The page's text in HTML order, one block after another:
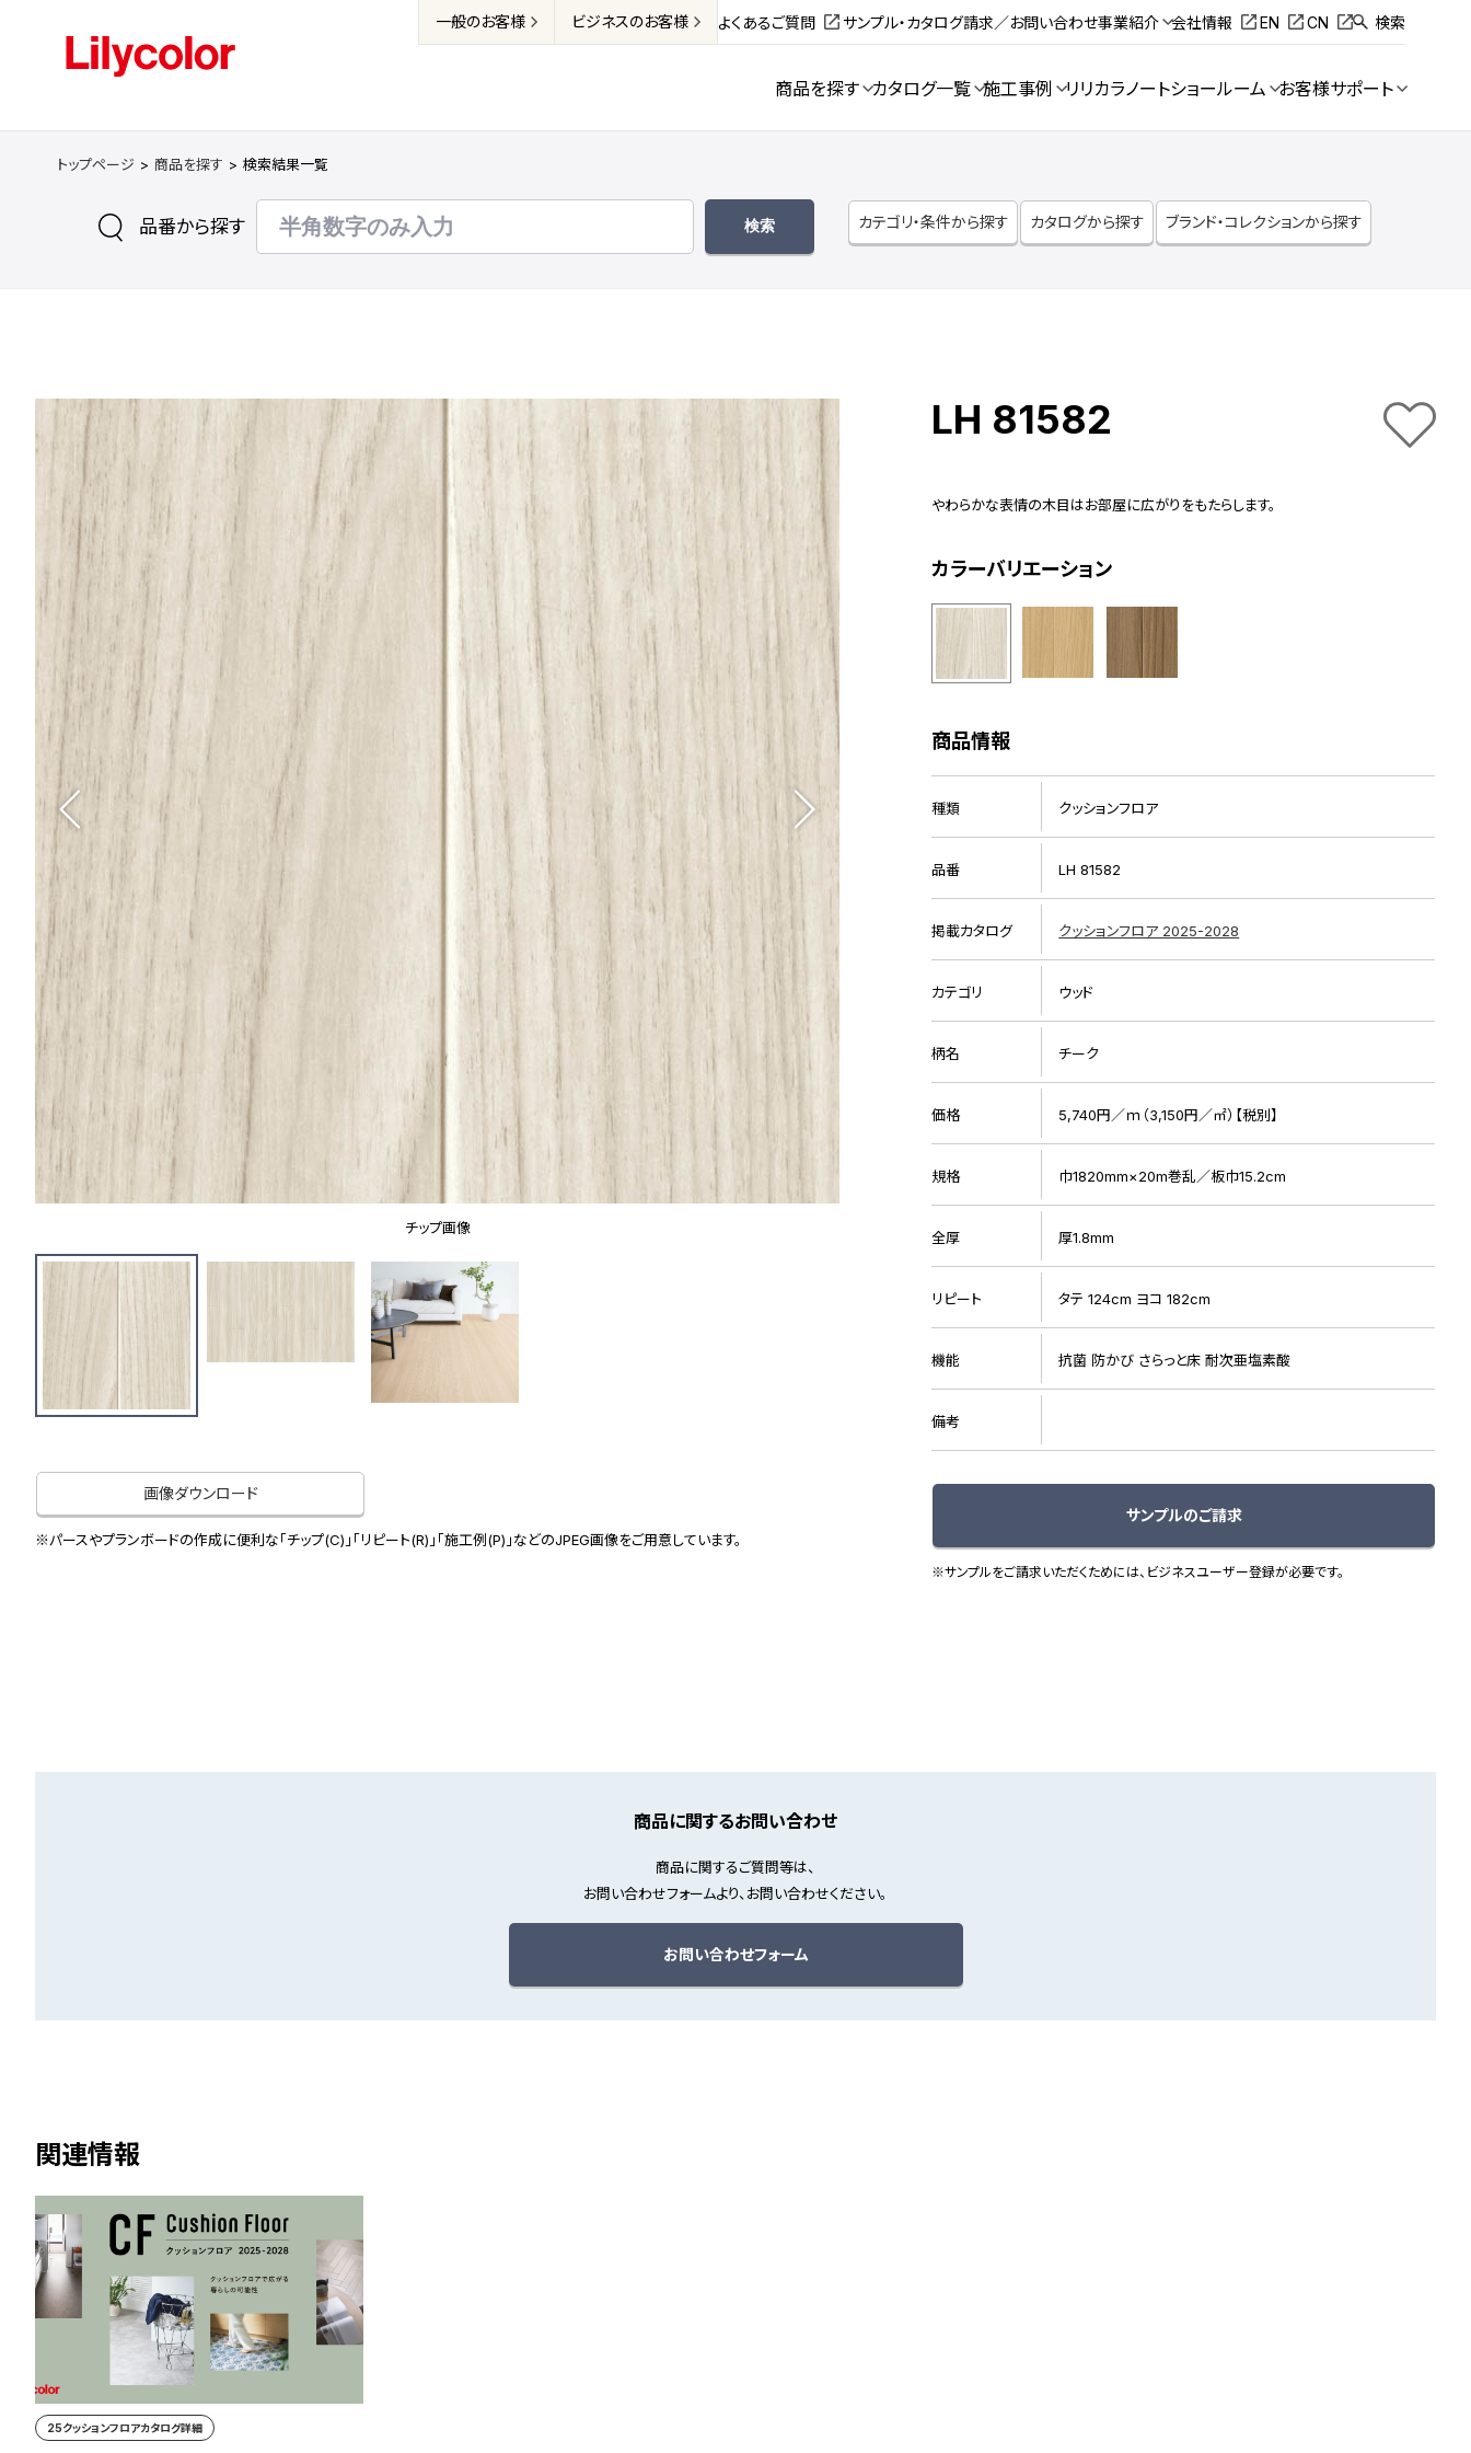
一般のお客様 ビジネスのお客様 よくあるご質問 サンプル・カタログ請求／お問い合わせ事業紹介 会社情報 EN CN 検索
商品を探す カタログ一覧 施工事例 リリカラノートショールーム お客様サポート
トップページ 商品を探す 検索結果一覧
品番から探す カテゴリ・条件から探す カタログから探す ブランド・コレクションから探す
チップ画像
画像ダウンロード
※パースやプランボードの作成に便利な「チップ(C)」「リピート(R)」「施工例(P)」などのJPEG画像をご用意しています。
LH 81582
やわらかな表情の木目はお部屋に広がりをもたらします。
カラーバリエーション
商品情報
種類 クッションフロア
品番 LH 81582
掲載カタログ クッションフロア 2025-2028
カテゴリ ウッド
柄名 チーク
価格 5,740円／ｍ（3,150円／㎡）【税別】
規格 巾1820mm×20m巻乱／板巾15.2cm
全厚 厚1.8mm
リピート タテ 124cm ヨコ 182cm
機能 抗菌 防かび さらっと床 耐次亜塩素酸
備考
サンプルのご請求
※サンプルをご請求いただくためには、ビジネスユーザー登録が必要です。
商品に関するお問い合わせ
商品に関するご質問等は、
お問い合わせフォームより、お問い合わせください。
お問い合わせフォーム
関連情報
25クッションフロアカタログ詳細